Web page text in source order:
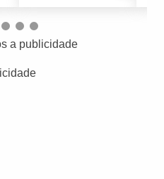
a publicidade